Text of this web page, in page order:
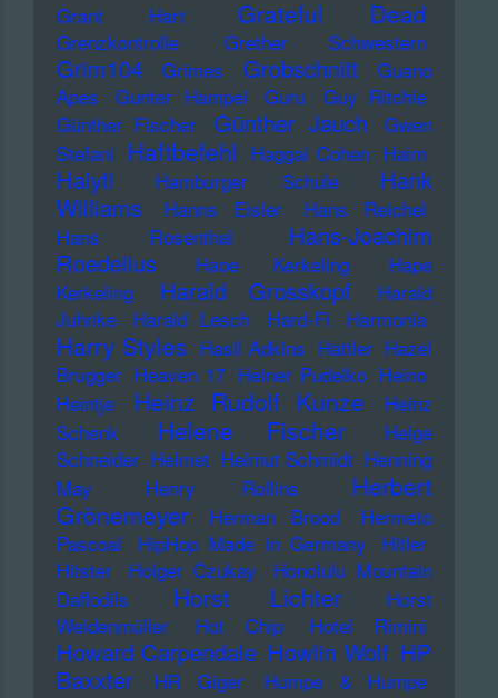
Grant Hart
Grateful Dead
Grenzkontrolle Grether Schwestern
Grim104 Grimes Grobschnitt
Guano
Apes
Gunter Hampel Guru
Guy Ritchie
Günther Fischer
Günther Jauch
Gwen
Stefani Haftbefehl Haggai Cohen Haim
Haiyti Hamburger Schule
Hank
Williams
Hanns Eisler
Hans Reichel
Hans Rosenthal
Hans-Joachim
Roedelius
Haoe Kerkeling
Hape
Kerkeling
Harald Grosskopf
Harald
Juhnke
Harald Lesch Hard-Fi Harmonia
Harry Styles Hasil Adkins Hattler Hazel
Brugger Heaven 17 Heiner Pudelko Heino
Heintje
Heinz Rudolf Kunze
Heinz
Schenk
Helene Fischer
Helge
Schneider Helmet Helmut Schmidt Henning
May
Henry Rollins
Herbert
Grönemeyer
Herman Brood
Hermeto
Pascoal
HipHop Made in Germany
Hitler
Hitster
Holger Czukay
Honolulu Mountain
Daffodils
Horst Lichter
Horst
Weidenmüller
Hot Chip Hotel Rimini
Howard Carpendale Howlin Wolf HP
Baxxter
HR Giger
Humpe & Humpe